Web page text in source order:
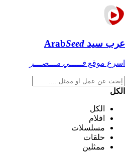
عرب سيد ArabSeed
اسرع موقع فـــــي مـــصـــر
الكل
الكل
افلام
مسلسلات
حلقات
ممثلين